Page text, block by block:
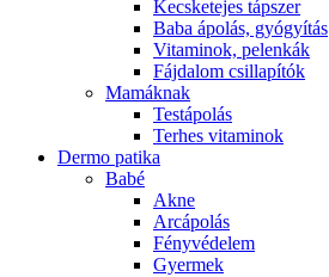
Kecsketejes tápszer
Baba ápolás, gyógyítás
Vitaminok, pelenkák
Fájdalom csillapítók
Mamáknak
Testápolás
Terhes vitaminok
Dermo patika
Babé
Akne
Arcápolás
Fényvédelem
Gyermek